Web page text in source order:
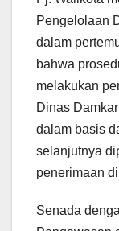
Pengelolaan
dalam
bahwa
melakukan
Dinas
dalam basis
selanjutnya
penerimaan
Senada